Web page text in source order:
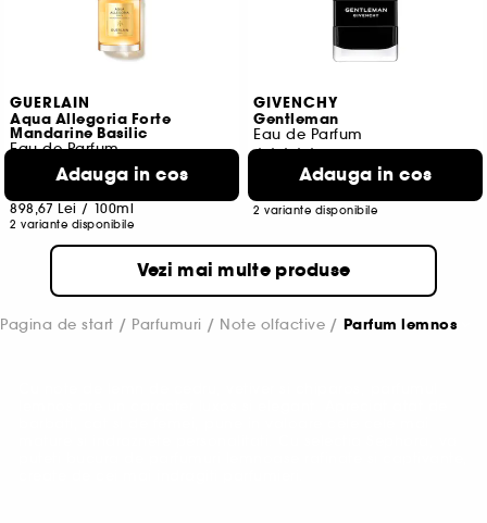
GUERLAIN
Aqua Allegoria Forte
Mandarine Basilic
Eau de Parfum
674,00 Lei
898,67 Lei / 100ml
2 variante disponibile
Adauga in cos
GIVENCHY
Gentleman
Eau de Parfum
29
531,00 Lei
2 variante disponibile
Adauga in cos
Vezi mai multe produse
Pagina de start Parfumuri Note olfactive Parfum lemnos